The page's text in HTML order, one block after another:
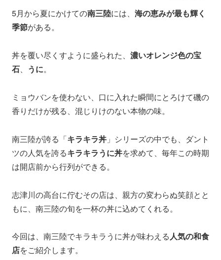
5月から夏にかけての南三陸には、 海の恵みが最も輝く
季節がある。
丼を覆い尽くすように盛られた、 濃いオレンジ色の宝
石、 うに。
ミョウバンを使わない、口に入れた瞬間にとろけて磯の
香りだけが残る、混じりけのない本物の味。
南三陸が誇る「キラキラ丼 」シリーズの中でも、ダント
ツの人気を誇るキラキラうに丼を求めて、毎年この時期
は開店前から行列ができる。
志津川の高台に佇むその店は、親方の変わらぬ笑顔とと
もに、南三陸の旬を一杯の丼に込めてくれる。
今回は、南三陸でキラキラうに丼が味わえる人気の和食
店をご紹介します。